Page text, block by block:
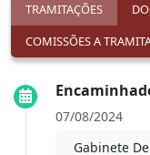
TRAMITAÇÕES
COMISSÕES A
07/08/2024
Gabinete